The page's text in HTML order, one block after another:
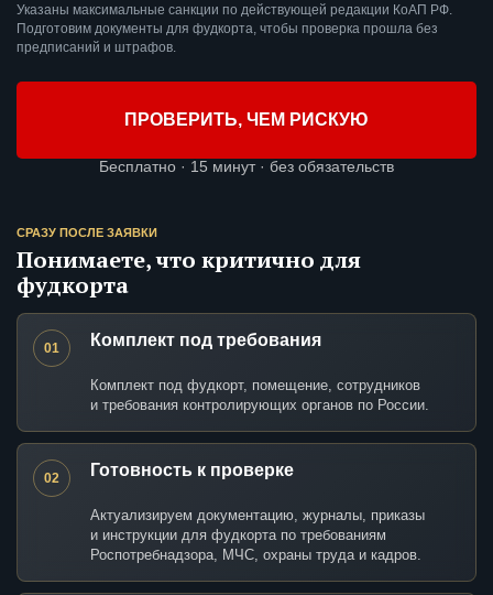
Указаны максимальные санкции по действующей редакции КоАП РФ.
Подготовим документы для фудкорта, чтобы проверка прошла без
предписаний и штрафов.
ПРОВЕРИТЬ, ЧЕМ РИСКУЮ
Бесплатно · 15 минут · без обязательств
СРАЗУ ПОСЛЕ ЗАЯВКИ
Понимаете, что критично для
фудкорта
01 Комплект под требования
Комплект под фудкорт, помещение, сотрудников
и требования контролирующих органов по России.
02 Готовность к проверке
Актуализируем документацию, журналы, приказы
и инструкции для фудкорта по требованиям
Роспотребнадзора, МЧС, охраны труда и кадров.